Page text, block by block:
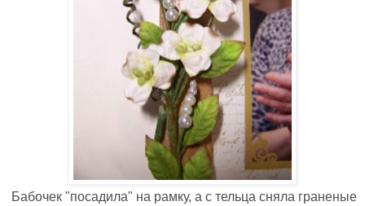
Бабочек "посадила" на рамку, а с тельца сняла граненые